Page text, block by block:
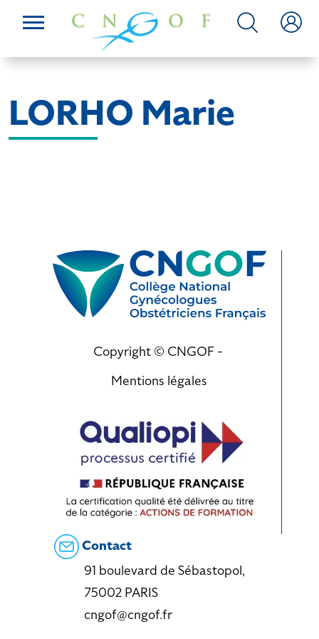
LORHO Marie
Copyright © CNGOF -
Mentions légales
Contact
91 boulevard de Sébastopol,
75002 PARIS
cngof@cngof.fr